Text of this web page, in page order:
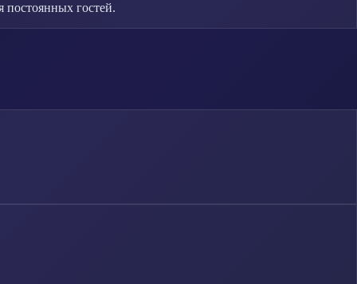
постоянных гостей.